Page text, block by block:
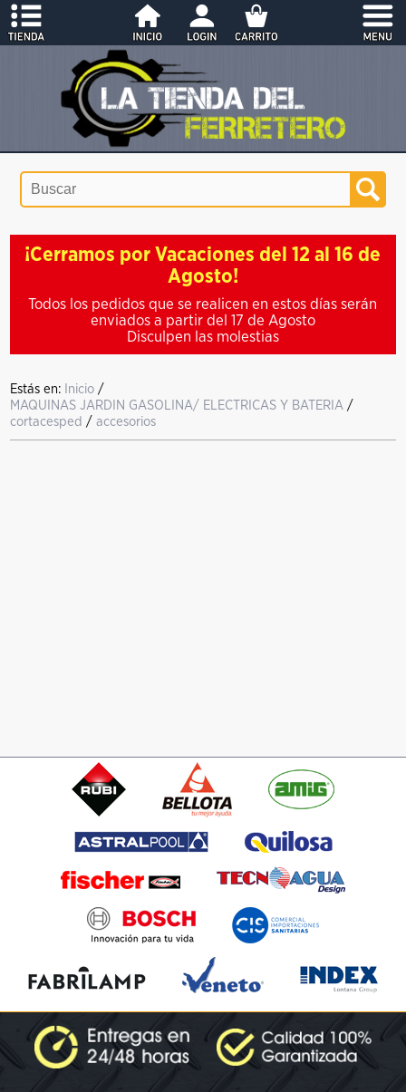
¡Cerramos por Vacaciones del 12 al 16 de
Agosto!
Todos los pedidos que se realicen en estos días serán
enviados a partir del 17 de Agosto
Disculpen las molestias
Estás en: Inicio /
MAQUINAS JARDIN GASOLINA/ ELECTRICAS Y BATERIA /
cortacesped /accesorios